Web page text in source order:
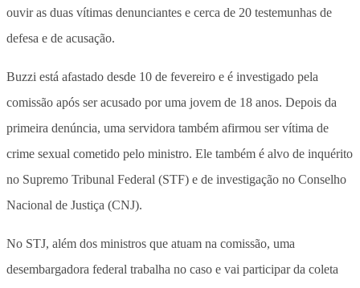
ouvir as duas vítimas denunciantes e cerca de 20 testemunhas de
defesa e de acusação.
Buzzi está afastado desde 10 de fevereiro e é investigado pela
comissão após ser acusado por uma jovem de 18 anos. Depois da
primeira denúncia, uma servidora também afirmou ser vítima de
crime sexual cometido pelo ministro. Ele também é alvo de inquérito
no Supremo Tribunal Federal (STF) e de investigação no Conselho
Nacional de Justiça (CNJ).
No STJ, além dos ministros que atuam na comissão, uma
desembargadora federal trabalha no caso e vai participar da coleta